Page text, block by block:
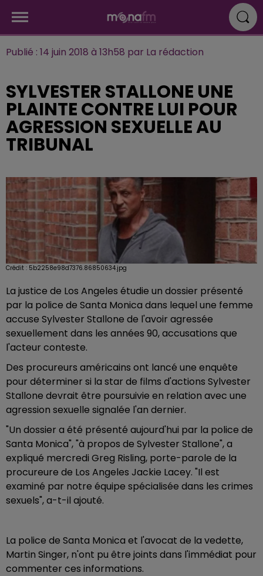
Publié : 14 juin 2018 à 13h58 par La rédaction
SYLVESTER STALLONE UNE
PLAINTE CONTRE LUI POUR
AGRESSION SEXUELLE AU
TRIBUNAL
Crédit : 5b2258e98d7376.86850634.jpg
La justice de Los Angeles étudie un dossier présenté
par la police de Santa Monica dans lequel une femme
accuse Sylvester Stallone de l'avoir agressée
sexuellement dans les années 90, accusations que
l'acteur conteste.
Des procureurs américains ont lancé une enquête
pour déterminer si la star de films d'actions Sylvester
Stallone devrait être poursuivie en relation avec une
agression sexuelle signalée l'an dernier.
"Un dossier a été présenté aujourd'hui par la police de
Santa Monica", "à propos de Sylvester Stallone", a
expliqué mercredi Greg Risling, porte-parole de la
procureure de Los Angeles Jackie Lacey. "Il est
examiné par notre équipe spécialisée dans les crimes
sexuels", a-t-il ajouté.
La police de Santa Monica et l'avocat de la vedette,
Martin Singer, n'ont pu être joints dans l'immédiat pour
commenter ces informations.